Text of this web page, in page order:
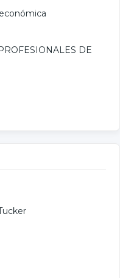
DE